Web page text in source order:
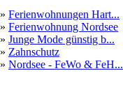
» Ferienwohnungen Hart...
» Ferienwohnung Nordsee
» Junge Mode günstig b...
» Zahnschutz
» Nordsee - FeWo & FeH...